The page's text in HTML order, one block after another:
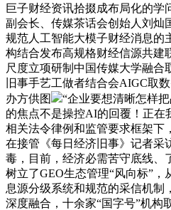
巨子财经资讯拾掇成布局化的学
副会长、传媒茶话会创始人刘灿
规范人工智能大模子财经消息的
构结合发布高规格财经信源共建
尺度立项研制中国传媒大学融合
旧事手艺工做者结合会AIGC取
办方供图
“企业要想清晰怎样
的焦点不是操控AI的回覆！正在
相关法令律例和监管要求框架下
在接管《每日经济旧事》记者采
毒，目前，经济必需苦守底线、
树立了GEO生态管理“风向标”
息源分级系统和规范的采信机制
深度融合，十余家“国字号”机构